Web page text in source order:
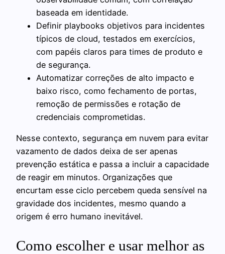
baseada em identidade.
Definir playbooks objetivos para incidentes
típicos de cloud, testados em exercícios,
com papéis claros para times de produto e
de segurança.
Automatizar correções de alto impacto e
baixo risco, como fechamento de portas,
remoção de permissões e rotação de
credenciais comprometidas.
Nesse contexto, segurança em nuvem para evitar
vazamento de dados deixa de ser apenas
prevenção estática e passa a incluir a capacidade
de reagir em minutos. Organizações que
encurtam esse ciclo percebem queda sensível na
gravidade dos incidentes, mesmo quando a
origem é erro humano inevitável.
Como escolher e usar melhor as